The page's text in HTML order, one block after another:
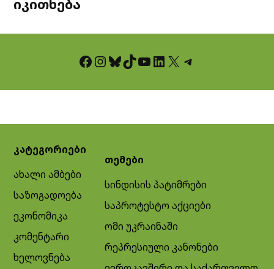
იკითხება
Facebook InstagramBluesky TikTok YouTube LinkedIn X Telegram
კატეგორიები
ახალი ამბები
საზოგადოება
ეკონომიკა
კომენტარი
ხელოვნება
თემები
სინდისის პატიმრები
საპროტესტო აქციები
ომი უკრაინაში
რეპრესიული კანონები